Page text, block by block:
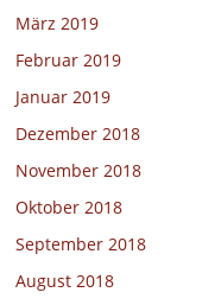
März 2019
Februar 2019
Januar 2019
Dezember 2018
November 2018
Oktober 2018
September 2018
August 2018